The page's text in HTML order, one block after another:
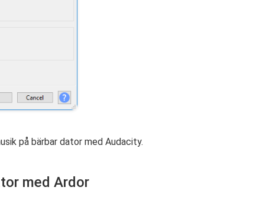
på bärbar dator med Audacity.
med Ardor